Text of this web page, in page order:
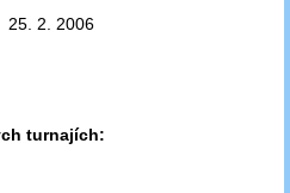
25. 2. 2006
turnajích: